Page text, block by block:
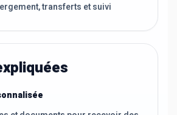
transferts et suivi